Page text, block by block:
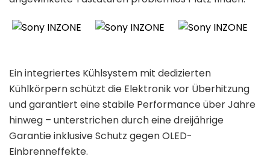
Ein integriertes Kühlsystem mit dedizierten
Kühlkörpern schützt die Elektronik vor Überhitzung
und garantiert eine stabile Performance über Jahre
hinweg – unterstrichen durch eine dreijährige
Garantie inklusive Schutz gegen OLED-
Einbrenneffekte.